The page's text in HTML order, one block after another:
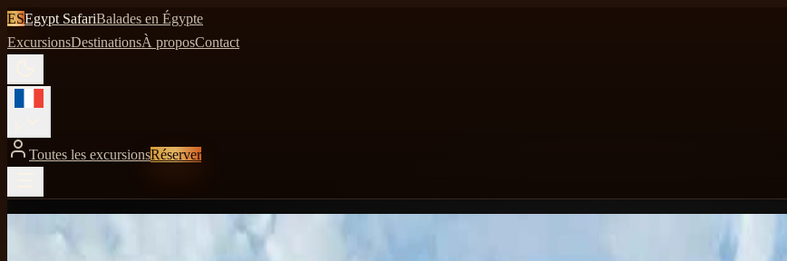
ESEgypt SafariBalades en Égypte
ExcursionsDestinationsÀ proposContact
Toutes les excursionsRéserver